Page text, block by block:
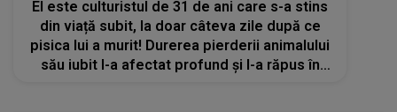
El este culturistul de 31 de ani care s-a stins
din viață subit, la doar câteva zile după ce
pisica lui a murit! Durerea pierderii animalului
său iubit l-a afectat profund și l-a răpus în